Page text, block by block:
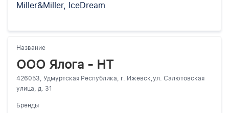
Miller&Miller, IceDream
Название
ООО Ялога - НТ
426053, Удмуртская Республика, г. Ижевск,ул. Салютовская
улица, д. 31
Бренды